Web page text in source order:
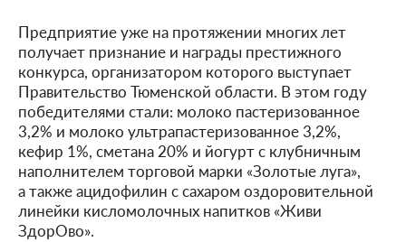
Предприятие уже на протяжении многих лет
получает признание и награды престижного
конкурса, организатором которого выступает
Правительство Тюменской области. В этом году
победителями стали: молоко пастеризованное
3,2% и молоко ультрапастеризованное 3,2%,
кефир 1%, сметана 20% и йогурт с клубничным
наполнителем торговой марки «Золотые луга»,
а также ацидофилин с сахаром оздоровительной
линейки кисломолочных напитков «Живи
ЗдорОво».